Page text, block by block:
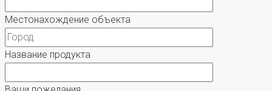
Местонахождение объекта
Название продукта